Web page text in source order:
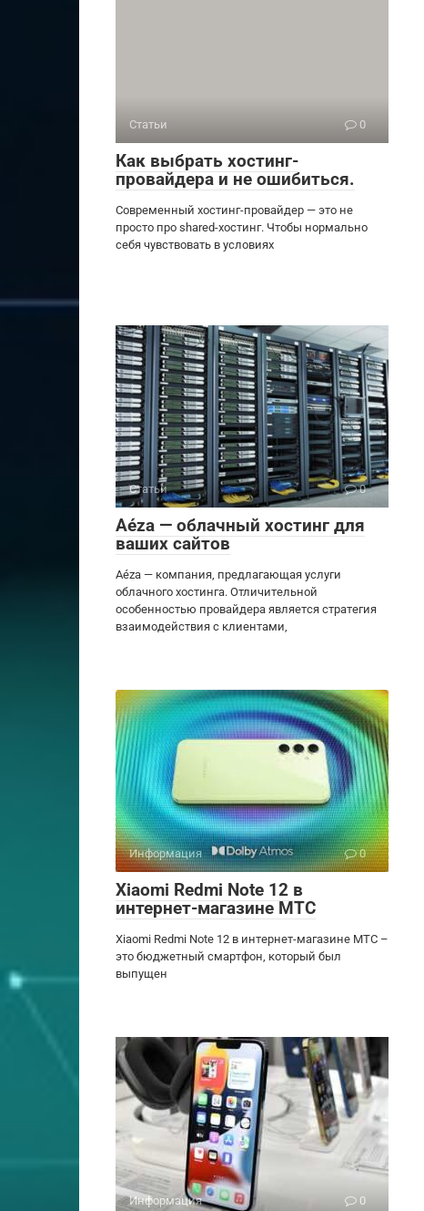
Статьи 0
Как выбрать хостинг-
провайдера и не ошибиться.
Современный хостинг-провайдер — это не
просто про shared-хостинг. Чтобы нормально
себя чувствовать в условиях
Статьи 0
Aéza — облачный хостинг для
ваших сайтов
Aéza — компания, предлагающая услуги
облачного хостинга. Отличительной
особенностью провайдера является стратегия
взаимодействия с клиентами,
Информация 0
Xiaomi Redmi Note 12 в
интернет-магазине МТС
Xiaomi Redmi Note 12 в интернет-магазине МТС –
это бюджетный смартфон, который был
выпущен
Информация 0